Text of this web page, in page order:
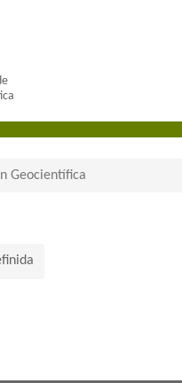
Geocientífica